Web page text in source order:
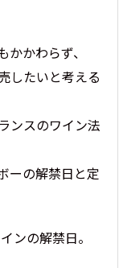
かわらず、
したいと考える
ンスのワイン法
ーの解禁日と定
ンの解禁日。